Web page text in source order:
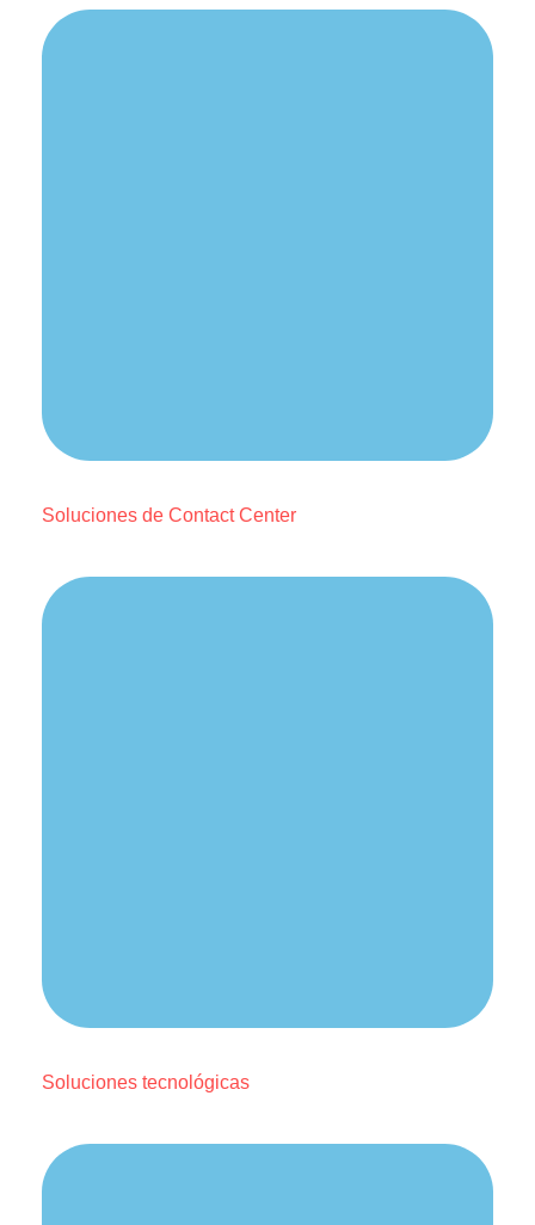
Soluciones de Contact Center
Soluciones tecnológicas